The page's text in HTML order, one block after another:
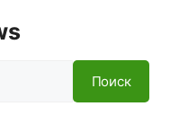
Поиск